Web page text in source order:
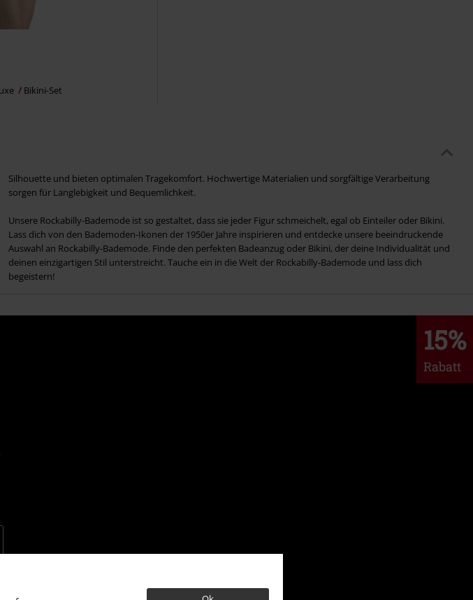
Bikini-Set
Silhouette und bieten optimalen Tragekomfort. Hochwertige Materialien und sorgfältige Verarbeitung
sorgen für Langlebigkeit und Bequemlichkeit.
Unsere Rockabilly-Bademode ist so gestaltet, dass sie jeder Figur schmeichelt, egal ob Einteiler oder Bikini.
Lass dich von den Bademoden-Ikonen der 1950er Jahre inspirieren und entdecke unsere beeindruckende
Auswahl an Rockabilly-Bademode. Finde den perfekten Badeanzug oder Bikini, der deine Individualität und
deinen einzigartigen Stil unterstreicht. Tauche ein in die Welt der Rockabilly-Bademode und lass dich
begeistern!
15%
Rabatt